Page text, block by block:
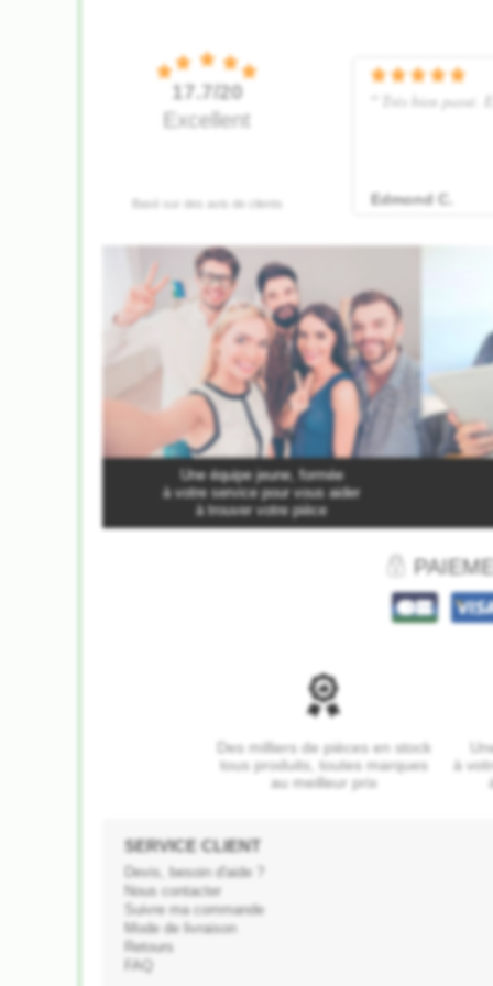
Une équipe jeune, formée
à votre service pour vous aider
à trouver votre pièce
Des milliers de pièces en stock
tous produits, toutes marques
au meilleur prix
à
SERVICE CLIENT
Devis, besoin d'aide ?
Nous contacter
Suivre ma commande
Mode de livraison
Retours
FAQ